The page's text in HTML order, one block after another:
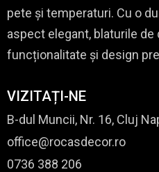
pete și temperaturi. Cu o
aspect elegant, blaturile de
funcționalitate și design
VIZITAȚI-NE
B-dul Muncii, Nr. 16, Cluj
office@rocasdecor.ro
0736 388 206